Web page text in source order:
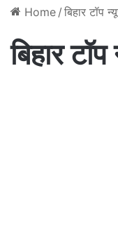
Home / बिहार टॉप
बिहार